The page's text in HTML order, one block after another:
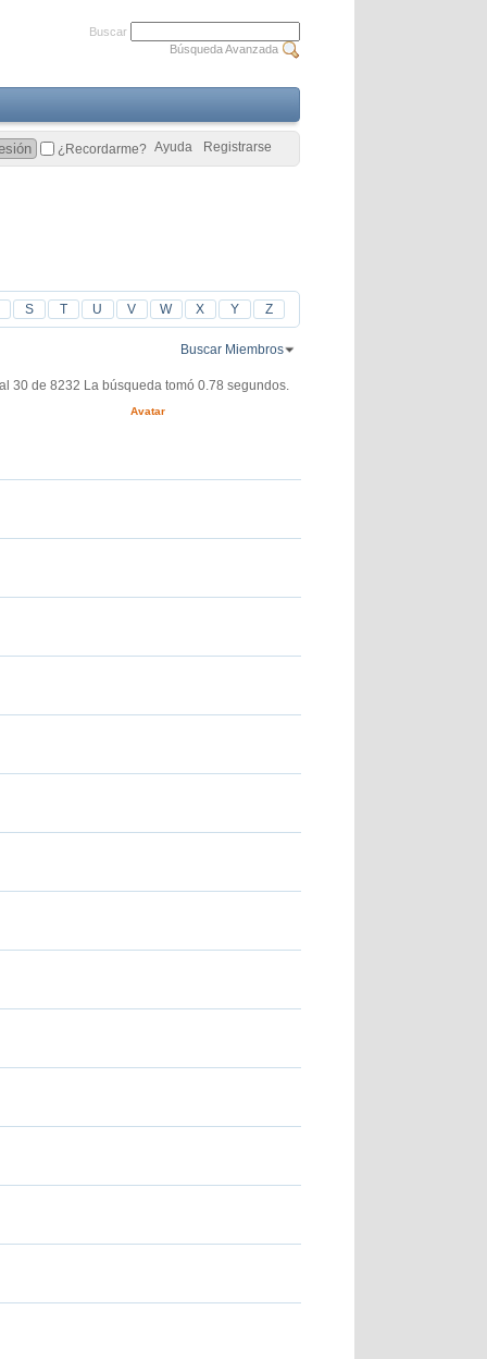
S T U V W X Y Z
Buscar Miembros
30 de 8232 La búsqueda tomó 0.78 segundos.
Avatar
Buscar
Búsqueda Avanzada
Registrarse
Ayuda
¿Recordarme?